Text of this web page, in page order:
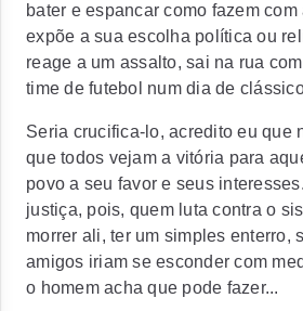
bater e espancar como fazem
expõe a sua escolha política ou
reage a um assalto, sai na rua
time de futebol num dia de
Seria crucifica-lo, acredito eu que
que todos vejam a vitória para
povo a seu favor e seus
justiça, pois, quem luta contra o
morrer ali, ter um simples enterro,
amigos iriam se esconder com
o homem acha que pode fazer...